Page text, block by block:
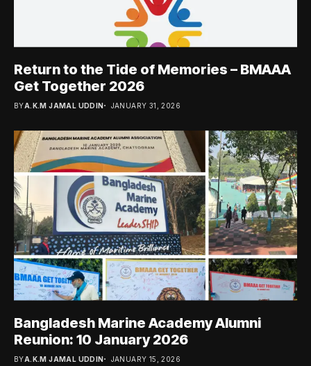
Return to the Tide of Memories – BMAAA
Get Together 2026
BYA.K.M JAMAL UDDIN JANUARY 31, 2026
Bangladesh Marine Academy Alumni
Reunion: 10 January 2026
BYA.K.M JAMAL UDDIN JANUARY 15, 2026